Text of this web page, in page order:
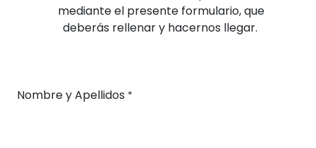
mediante el presente formulario, que
deberás rellenar y hacernos llegar.
Nombre y Apellidos *